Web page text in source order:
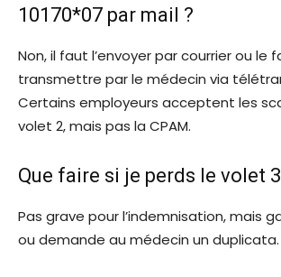
10170*07 par mail ?
Non, il faut l’envoyer par courrier ou le
transmettre par le médecin via
Certains employeurs acceptent les
volet 2, mais pas la CPAM.
Que faire si je perds le volet
Pas grave pour l’indemnisation, mais
ou demande au médecin un duplicata.